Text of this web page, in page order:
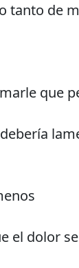
tanto de
que
el dolor